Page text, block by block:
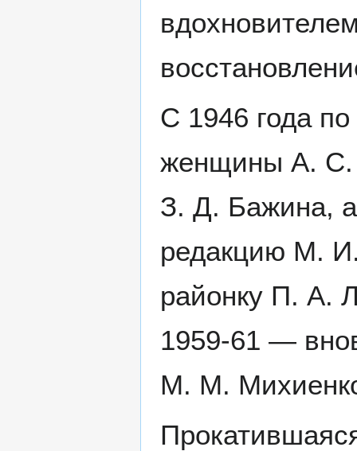
С 1946 года
женщины А. С.
З. Д. Бажина, а
редакцию М.
районку П. А.
1959-61 —
М. М.